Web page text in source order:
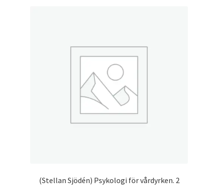
(Stellan Sjödén) Psykologi för vårdyrken. 2